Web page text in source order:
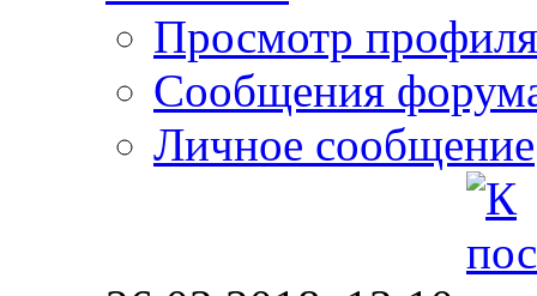
Просмотр профиля
Сообщения
Личное сообщение